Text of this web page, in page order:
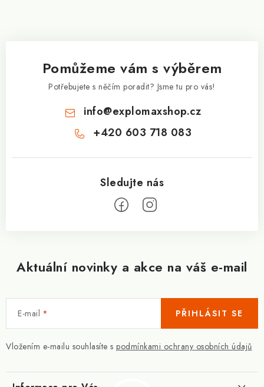
Aktuální novinky a akce na váš e-mail
E-mail
Vložením e-mailu souhlasíte s podmínkami ochrany osobních údajů
PŘIHLÁSIT SE
Pomůžeme vám s výběrem
Potřebujete s něčím poradit? Jsme tu pro vás!
info@explomaxshop.cz
+420 603 718 083